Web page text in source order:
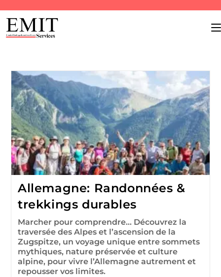
Allemagne: Randonnées &
trekkings durables
Marcher pour comprendre… Découvrez la
traversée des Alpes et l’ascension de la
Zugspitze, un voyage unique entre sommets
mythiques, nature préservée et culture
alpine, pour vivre l’Allemagne autrement et
repousser vos limites.